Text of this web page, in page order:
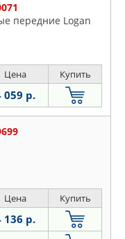
передние Logan
Цена Купить
059 р.
Цена Купить
136 р.